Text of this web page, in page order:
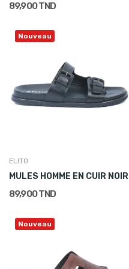
89,900 TND
Nouveau
ELITO
MULES HOMME EN CUIR NOIR
89,900 TND
Nouveau